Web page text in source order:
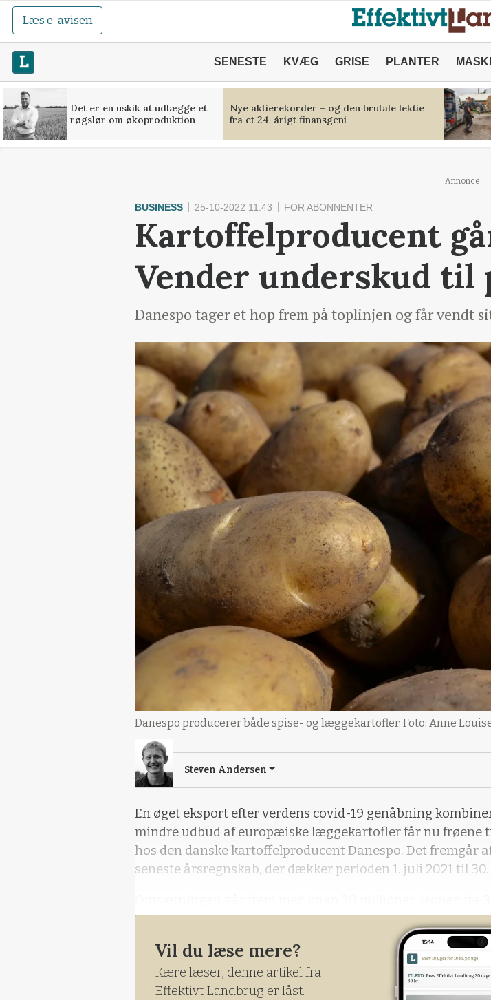
Læs e-avisen
SENESTE KVÆG GRISE PLANTER
Det er en uskik at udlægge et
røgslør om økoproduktion
Nye aktierekorder – og den brutale lektie
fra et 24-årigt finansgeni
Annonce
BUSINESS 25-10-2022 11:43 FOR ABONNENTER
Kartoffelproducent
Vender underskud til
Danespo tager et hop frem på toplinjen og får vendt
Danespo producerer både spise- og læggekartofler. Foto: Anne
Steven Andersen
En øget eksport efter verdens covid-19 genåbning
mindre udbud af europæiske læggekartofler får nu frøene
hos den danske kartoffelproducent Danespo. Det fremgår
seneste årsregnskab, der dækker perioden 1. juli 2021 til
millioner kroner til 427,9 millioner kroner. Imens går man
underskud på 6,2 millioner kroner til overskud på knap 3,1
kroner.
Vil du læse mere?
Kære læser, denne artikel fra
Effektivt Landbrug er låst.